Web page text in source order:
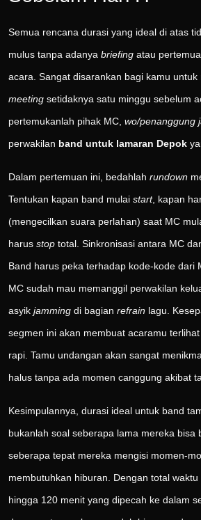
Semua rencana durasi yang ideal di atas
mulus tanpa adanya briefing atau
acara. Sangat disarankan bagi kamu untuk
meeting setidaknya satu minggu sebelum
pertemukanlah pihak MC, wo/penanggung
perwakilan band untuk lamaran Depok
Dalam pertemuan ini, bedahlah rundown
Tentukan kapan band mulai start, kapan
(mengecilkan suara perlahan) saat MC
harus stop total. Sinkronisasi antara MC
Band harus peka terhadap kode-kode dari
MC sudah mau memanggil perwakilan
asyik jamming di bagian refrain lagu.
segmen ini akan membuat acaramu
rapi. Tamu undangan akan sangat
halus tanpa ada momen canggung akibat
Kesimpulannya, durasi ideal untuk band
bukanlah soal seberapa lama mereka bisa
seberapa tepat mereka mengisi momen-
membutuhkan hiburan. Dengan total
hingga 120 menit yang dipecah ke dalam